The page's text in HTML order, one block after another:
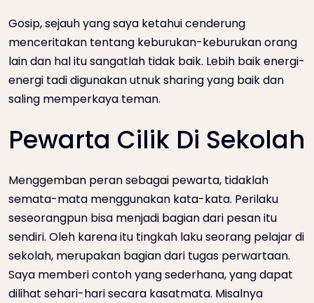
Gosip, sejauh yang saya ketahui cenderung
menceritakan tentang keburukan-keburukan orang
lain dan hal itu sangatlah tidak baik. Lebih baik energi-
energi tadi digunakan utnuk sharing yang baik dan
saling memperkaya teman.
Pewarta Cilik Di Sekolah
Menggemban peran sebagai pewarta, tidaklah
semata-mata menggunakan kata-kata. Perilaku
seseorangpun bisa menjadi bagian dari pesan itu
sendiri. Oleh karena itu tingkah laku seorang pelajar di
sekolah, merupakan bagian dari tugas perwartaan.
Saya memberi contoh yang sederhana, yang dapat
dilihat sehari-hari secara kasatmata. Misalnya